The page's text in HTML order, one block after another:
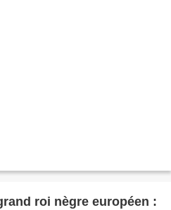
roi nègre européen :